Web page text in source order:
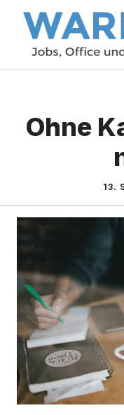
Zum
Inhalt
springen
Ohne
13.